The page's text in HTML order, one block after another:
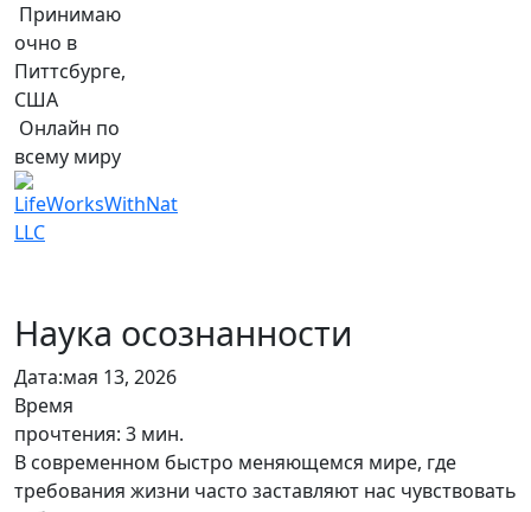
Принимаю
очно в
Питтсбурге,
США
Онлайн по
всему миру
Наука осознанности
Дата:мая 13, 2026
Время
прочтения: 3 мин.
В современном быстро меняющемся мире, где
требования жизни часто заставляют нас чувствовать